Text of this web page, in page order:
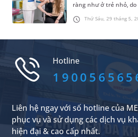
Thứ Sáu, 29 tháng 5,
ràng như ở trẻ nhỏ,
quan với căn bệnh
mắc bệnh. Tuy nhiên,
phòng bệnh. Bài viết
những lưu ý bạn không
Hotline
Liên hệ ngay với số hotline của
phục vụ và sử dụng các dịch vụ
hiện đại & cao cấp nhất.